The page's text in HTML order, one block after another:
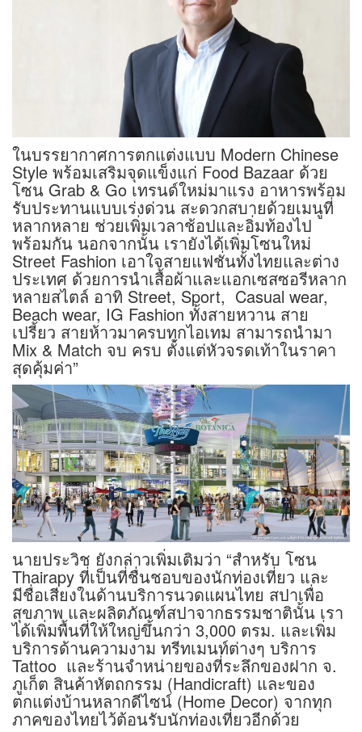
ในบรรยากาศการตกแต่งแบบ Modern Chinese
Style พร้อมเสริมจุดแข็งแก่ Food Bazaar ด้วย
โซน Grab & Go เทรนด์ใหม่มาแรง อาหารพร้อม
รับประทานแบบเร่งด่วน สะดวกสบายด้วยเมนูที่
หลากหลาย ช่วยเพิ่มเวลาช้อปและอิ่มท้องไป
พร้อมกัน นอกจากนั้น เรายังได้เพิ่มโซนใหม่
Street Fashion เอาใจสายแฟชั่นทั้งไทยและต่าง
ประเทศ ด้วยการนำเสื้อผ้าและแอกเซสซอรีหลาก
หลายสไตล์ อาทิ Street, Sport, Casual wear,
Beach wear, IG Fashion ทั้งสายหวาน สาย
เปรี้ยว สายห้าวมาครบทุกไอเทม สามารถนำมา
Mix & Match จบ ครบ ตั้งแต่หัวจรดเท้าในราคา
สุดคุ้มค่า”
นายประวิช ยังกล่าวเพิ่มเติมว่า “สำหรับ โซน
Thairapy ที่เป็นที่ชื่นชอบของนักท่องเที่ยว และ
มีชื่อเสียงในด้านบริการนวดแผนไทย สปาเพื่อ
สุขภาพ และผลิตภัณฑ์สปาจากธรรมชาตินั้น เรา
ได้เพิ่มพื้นที่ให้ใหญ่ขึ้นกว่า 3,000 ตรม. และเพิ่ม
บริการด้านความงาม ทรีทเมนท์ต่างๆ บริการ
Tattoo และร้านจำหน่ายของที่ระลึกของฝาก จ.
ภูเก็ต สินค้าหัตถกรรม (Handicraft) และของ
ตกแต่งบ้านหลากดีไซน์ (Home Decor) จากทุก
ภาคของไทยไว้ต้อนรับนักท่องเที่ยวอีกด้วย